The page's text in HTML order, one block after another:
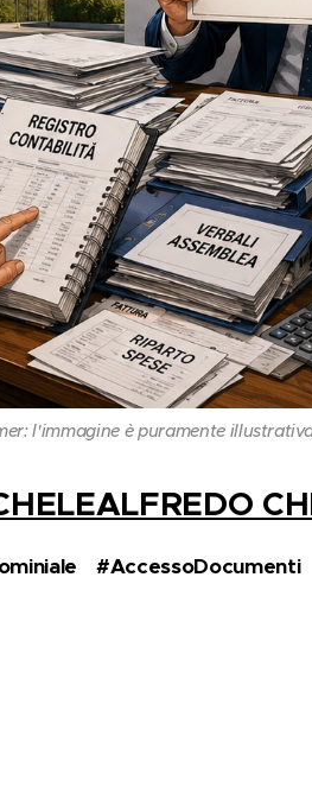
l'immagine è puramente